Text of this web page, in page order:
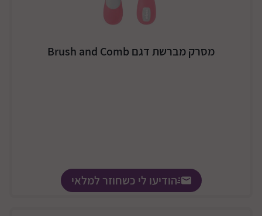
מסרק מברשת דגם Brush and Comb
הודיעו לי כשחוזר למלאי